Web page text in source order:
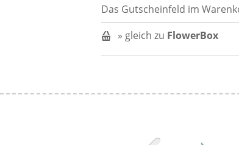
Das Gutscheinfeld im
» gleich zu FlowerBox